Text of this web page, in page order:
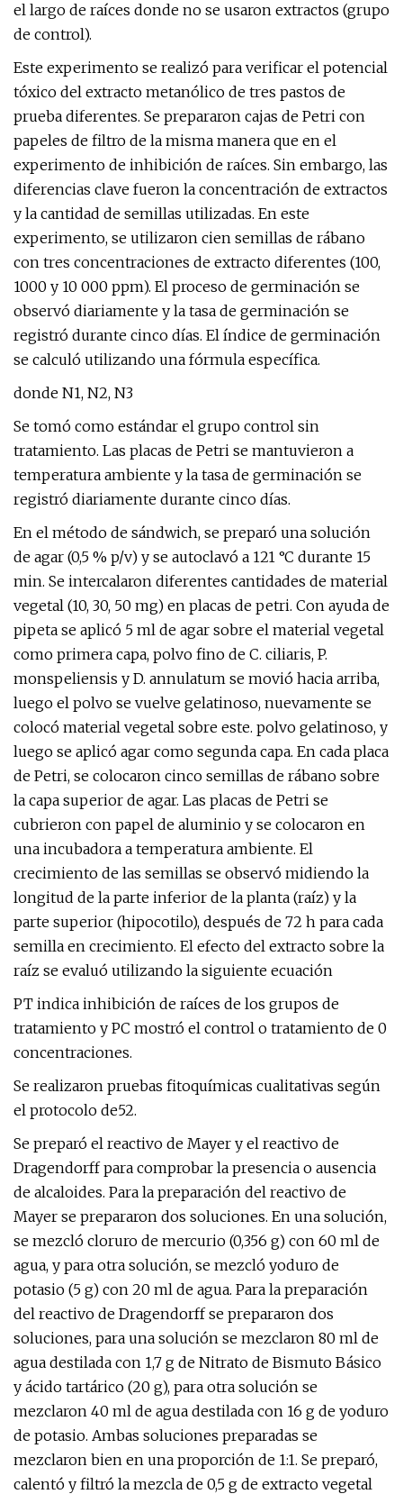
el largo de raíces donde no se usaron extractos (grupo
de control).
Este experimento se realizó para verificar el potencial
tóxico del extracto metanólico de tres pastos de
prueba diferentes. Se prepararon cajas de Petri con
papeles de filtro de la misma manera que en el
experimento de inhibición de raíces. Sin embargo, las
diferencias clave fueron la concentración de extractos
y la cantidad de semillas utilizadas. En este
experimento, se utilizaron cien semillas de rábano
con tres concentraciones de extracto diferentes (100,
1000 y 10 000 ppm). El proceso de germinación se
observó diariamente y la tasa de germinación se
registró durante cinco días. El índice de germinación
se calculó utilizando una fórmula específica.
donde N1, N2, N3
Se tomó como estándar el grupo control sin
tratamiento. Las placas de Petri se mantuvieron a
temperatura ambiente y la tasa de germinación se
registró diariamente durante cinco días.
En el método de sándwich, se preparó una solución
de agar (0,5 % p/v) y se autoclavó a 121 °C durante 15
min. Se intercalaron diferentes cantidades de material
vegetal (10, 30, 50 mg) en placas de petri. Con ayuda de
pipeta se aplicó 5 ml de agar sobre el material vegetal
como primera capa, polvo fino de C. ciliaris, P.
monspeliensis y D. annulatum se movió hacia arriba,
luego el polvo se vuelve gelatinoso, nuevamente se
colocó material vegetal sobre este. polvo gelatinoso, y
luego se aplicó agar como segunda capa. En cada placa
de Petri, se colocaron cinco semillas de rábano sobre
la capa superior de agar. Las placas de Petri se
cubrieron con papel de aluminio y se colocaron en
una incubadora a temperatura ambiente. El
crecimiento de las semillas se observó midiendo la
longitud de la parte inferior de la planta (raíz) y la
parte superior (hipocotilo), después de 72 h para cada
semilla en crecimiento. El efecto del extracto sobre la
raíz se evaluó utilizando la siguiente ecuación
PT indica inhibición de raíces de los grupos de
tratamiento y PC mostró el control o tratamiento de 0
concentraciones.
Se realizaron pruebas fitoquímicas cualitativas según
el protocolo de52.
Se preparó el reactivo de Mayer y el reactivo de
Dragendorff para comprobar la presencia o ausencia
de alcaloides. Para la preparación del reactivo de
Mayer se prepararon dos soluciones. En una solución,
se mezcló cloruro de mercurio (0,356 g) con 60 ml de
agua, y para otra solución, se mezcló yoduro de
potasio (5 g) con 20 ml de agua. Para la preparación
del reactivo de Dragendorff se prepararon dos
soluciones, para una solución se mezclaron 80 ml de
agua destilada con 1,7 g de Nitrato de Bismuto Básico
y ácido tartárico (20 g), para otra solución se
mezclaron 40 ml de agua destilada con 16 g de yoduro
de potasio. Ambas soluciones preparadas se
mezclaron bien en una proporción de 1:1. Se preparó,
calentó y filtró la mezcla de 0,5 g de extracto vegetal